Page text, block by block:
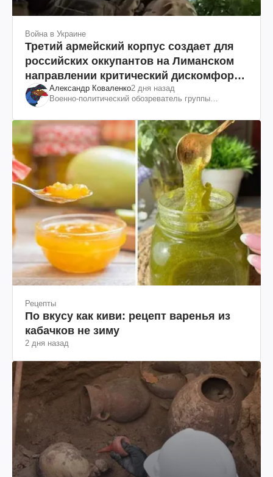
Война в Украине
Третий армейский корпус создает для
российских оккупантов на Лиманском
направлении критический дискомфорт:
как это удалось
Александр Коваленко2 дня назад
Военно-политический обозреватель группы
Рецепты
По вкусу как киви: рецепт варенья из
кабачков не зиму
2 дня назад